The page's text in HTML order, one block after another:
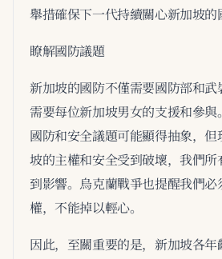
舉措確保下一代持續關心新加坡的
瞭解國防議題
新加坡的國防不僅需要國防部和武
需要每位新加坡男女的支援和參與
國防和安全議題可能顯得抽象，
坡的主權和安全受到破壞，我們
到影響。烏克蘭戰爭也提醒我們
權，不能掉以輕心。
因此，至關重要的是，新加坡各